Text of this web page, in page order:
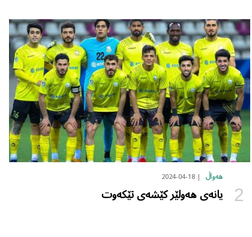
هەواڵ 2024-04-18
یانەی هەولێر کێشەی تێکەوت